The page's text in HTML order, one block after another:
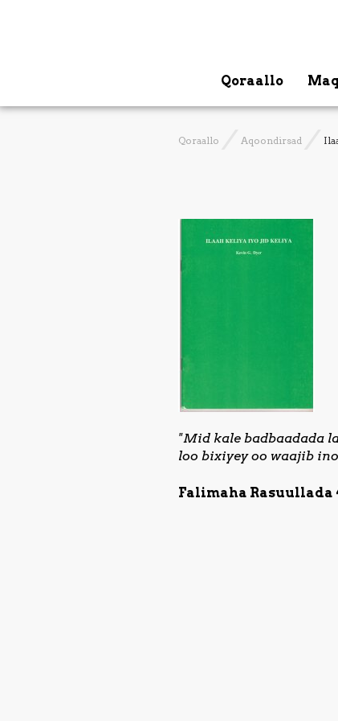
Qoraallo
Qoraallo Aqoondirsad
"Mid kale badbaadada
loo bixiyey oo waajib
Falimaha Rasuullada